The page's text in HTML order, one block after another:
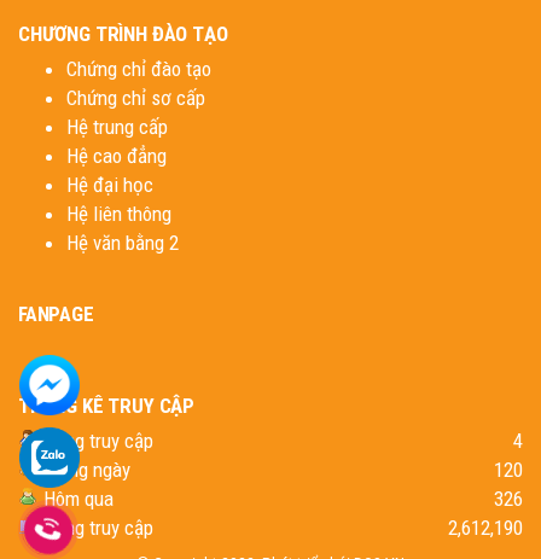
CHƯƠNG TRÌNH ĐÀO TẠO
Chứng chỉ đào tạo
Chứng chỉ sơ cấp
Hệ trung cấp
Hệ cao đẳng
Hệ đại học
Hệ liên thông
Hệ văn bằng 2
FANPAGE
THỐNG KÊ TRUY CẬP
Đang truy cập
4
Trong ngày
120
Hôm qua
326
Tổng truy cập
2,612,190